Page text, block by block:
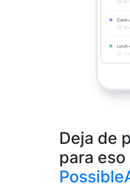
Deja de
para